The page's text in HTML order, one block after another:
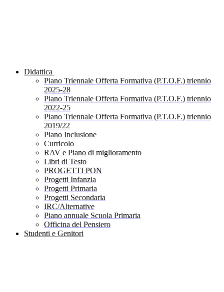
Didattica
Piano Triennale Offerta Formativa (P.T.O.F.) triennio
2025-28
Piano Triennale Offerta Formativa (P.T.O.F.) triennio
2022-25
Piano Triennale Offerta Formativa (P.T.O.F.) triennio
2019/22
Piano Inclusione
Curricolo
RAV e Piano di miglioramento
Libri di Testo
PROGETTI PON
Progetti Infanzia
Progetti Primaria
Progetti Secondaria
IRC/Alternative
Piano annuale Scuola Primaria
Officina del Pensiero
Studenti e Genitori